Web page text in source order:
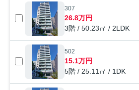
307
26.8万円
3階 / 50.23㎡ / 2LDK
502
15.1万円
5階 / 25.11㎡ / 1DK